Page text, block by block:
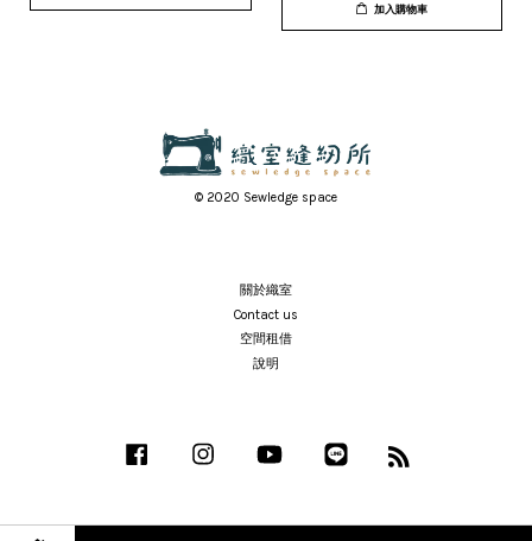
加入購物車
© 2020 Sewledge space
關於織室
Contact us
空間租借
說明
Facebook Instagram YouTube